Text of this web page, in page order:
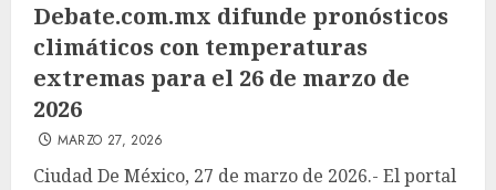
Debate.com.mx difunde pronósticos
climáticos con temperaturas
extremas para el 26 de marzo de
2026
MARZO 27, 2026
Ciudad De México, 27 de marzo de 2026.- El portal